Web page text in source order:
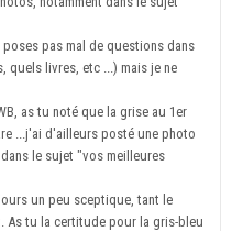
pas mal de questions dans
quels livres, etc ...) mais je ne
as tu noté que la grise au 1er
...j'ai d'ailleurs posté une photo
le sujet "vos meilleures
un peu sceptique, tant le
As tu la certitude pour la gris-bleu